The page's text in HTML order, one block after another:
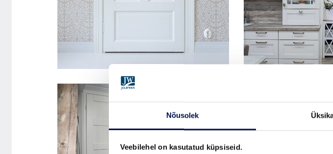
Nõusolek
Veebilehel on kasutatud küpsiseid.
SISEUKS CRAFT 124